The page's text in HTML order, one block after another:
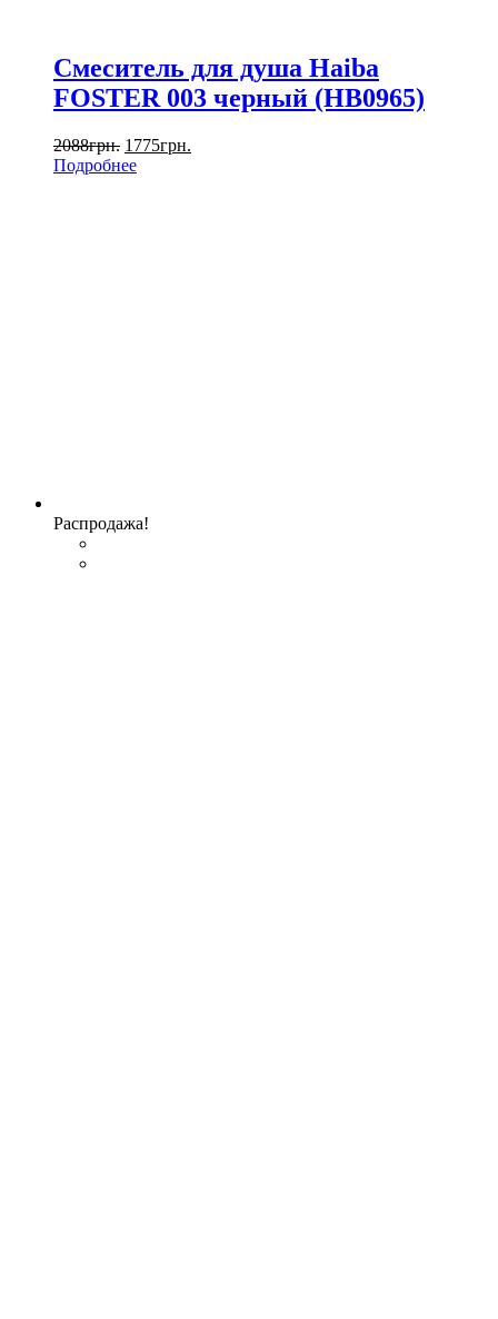
Смеситель для душа Haiba
FOSTER 003 черный (HB0965)
2088грн. 1775грн.
Подробнее
Распродажа!